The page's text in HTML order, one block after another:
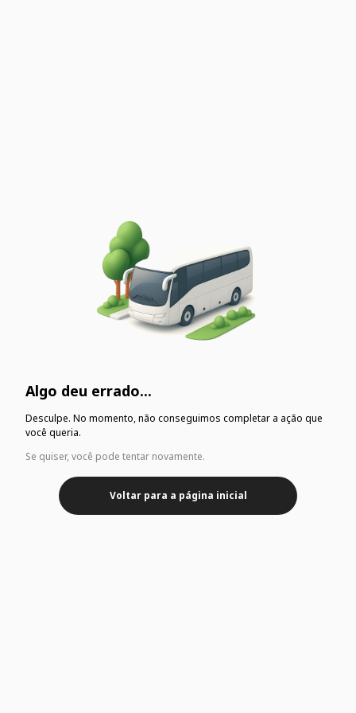
Algo deu errado...
Desculpe. No momento, não conseguimos completar a ação que
você queria.
Se quiser, você pode tentar novamente.
Voltar para a página inicial